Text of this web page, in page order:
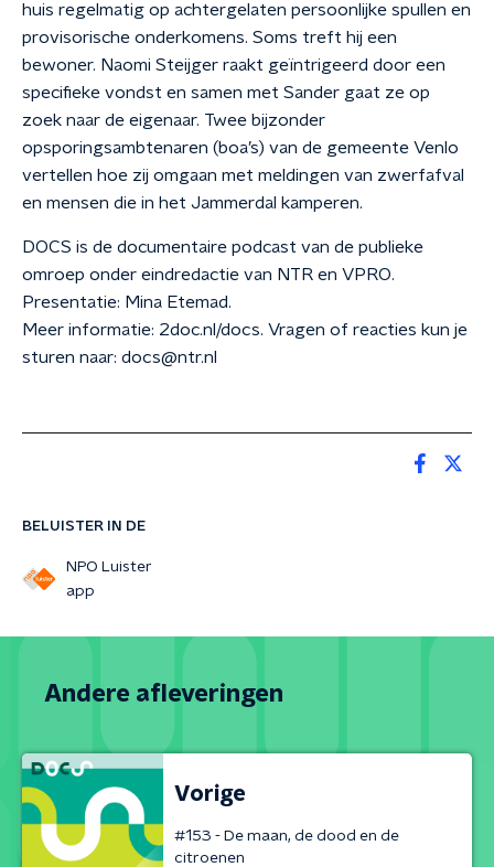
BELUISTER IN DE
NPO Luister
app
huis regelmatig op achtergelaten persoonlijke spullen en
provisorische onderkomens. Soms treft hij een
bewoner. Naomi Steijger raakt geïntrigeerd door een
specifieke vondst en samen met Sander gaat ze op
zoek naar de eigenaar. Twee bijzonder
opsporingsambtenaren (boa’s) van de gemeente Venlo
vertellen hoe zij omgaan met meldingen van zwerfafval
en mensen die in het Jammerdal kamperen.
DOCS is de documentaire podcast van de publieke
omroep onder eindredactie van NTR en VPRO.
Presentatie: Mina Etemad.
Meer informatie: 2doc.nl/docs. Vragen of reacties kun je
sturen naar: docs@ntr.nl
Andere afleveringen
Vorige
#153 - De maan, de dood en de
citroenen